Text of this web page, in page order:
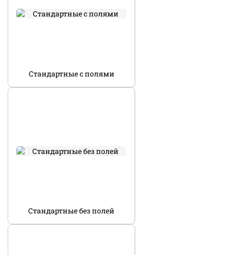
Стандартные с полями
Стандартные без полей